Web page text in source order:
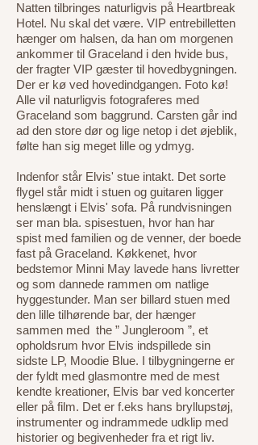
Natten tilbringes naturligvis på Heartbreak
Hotel. Nu skal det være. VIP entrebilletten
hænger om halsen, da han om morgenen
ankommer til Graceland i den hvide bus,
der fragter VIP gæster til hovedbygningen.
Der er kø ved hovedindgangen. Foto kø!
Alle vil naturligvis fotograferes med
Graceland som baggrund. Carsten går ind
ad den store dør og lige netop i det øjeblik,
følte han sig meget lille og ydmyg.
Indenfor står Elvis' stue intakt. Det sorte
flygel står midt i stuen og guitaren ligger
henslængt i Elvis' sofa. På rundvisningen
ser man bla. spisestuen, hvor han har
spist med familien og de venner, der boede
fast på Graceland. Køkkenet, hvor
bedstemor Minni May lavede hans livretter
og som dannede rammen om natlige
hyggestunder. Man ser billard stuen med
den lille tilhørende bar, der hænger
sammen med the ” Jungleroom ”, et
opholdsrum hvor Elvis indspillede sin
sidste LP, Moodie Blue. I tilbygningerne er
der fyldt med glasmontre med de mest
kendte kreationer, Elvis bar ved koncerter
eller på film. Det er f.eks hans bryllupstøj,
instrumenter og indrammede udklip med
historier og begivenheder fra et rigt liv.